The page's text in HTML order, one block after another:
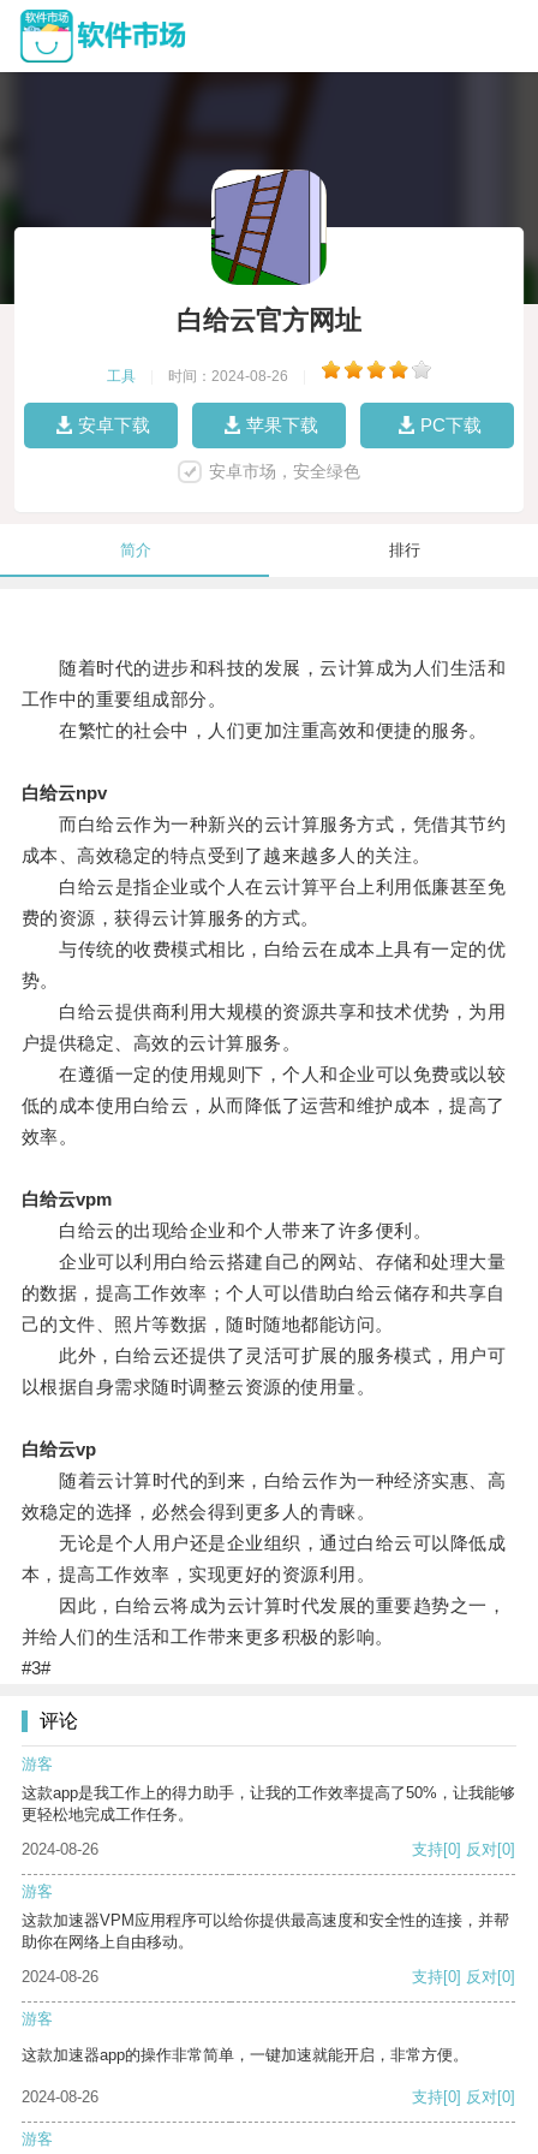
白给云官方网址
工具 时间：2024-08-26
安卓下载 苹果下载 PC下载
安卓市场，安全绿色
简介 排行
随着时代的进步和科技的发展，云计算成为人们生活和
工作中的重要组成部分。
在繁忙的社会中，人们更加注重高效和便捷的服务。
白给云npv
而白给云作为一种新兴的云计算服务方式，凭借其节约
成本、高效稳定的特点受到了越来越多人的关注。
白给云是指企业或个人在云计算平台上利用低廉甚至免
费的资源，获得云计算服务的方式。
与传统的收费模式相比，白给云在成本上具有一定的优
势。
白给云提供商利用大规模的资源共享和技术优势，为用
户提供稳定、高效的云计算服务。
在遵循一定的使用规则下，个人和企业可以免费或以较
低的成本使用白给云，从而降低了运营和维护成本，提高了
效率。
白给云vpm
白给云的出现给企业和个人带来了许多便利。
企业可以利用白给云搭建自己的网站、存储和处理大量
的数据，提高工作效率；个人可以借助白给云储存和共享自
己的文件、照片等数据，随时随地都能访问。
此外，白给云还提供了灵活可扩展的服务模式，用户可
以根据自身需求随时调整云资源的使用量。
白给云vp
随着云计算时代的到来，白给云作为一种经济实惠、高
效稳定的选择，必然会得到更多人的青睐。
无论是个人用户还是企业组织，通过白给云可以降低成
本，提高工作效率，实现更好的资源利用。
因此，白给云将成为云计算时代发展的重要趋势之一，
并给人们的生活和工作带来更多积极的影响。
#3#
评论
游客
这款app是我工作上的得力助手，让我的工作效率提高了50%，让我能够
更轻松地完成工作任务。
2024-08-26
支持[0] 反对[0]
游客
这款加速器VPM应用程序可以给你提供最高速度和安全性的连接，并帮
助你在网络上自由移动。
2024-08-26
支持[0] 反对[0]
游客
这款加速器app的操作非常简单，一键加速就能开启，非常方便。
2024-08-26 支持[0] 反对[0]
游客